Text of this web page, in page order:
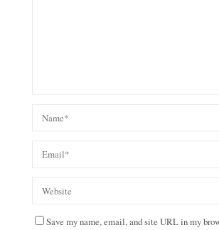
Save my name, email, and site URL in my